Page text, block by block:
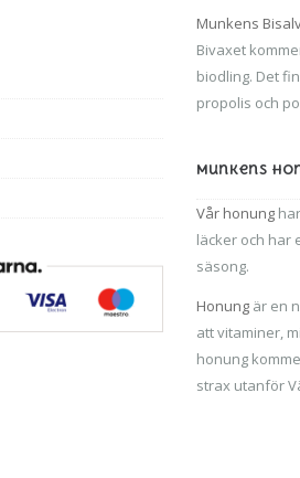
Munkens
Bivaxet
biodling. Det
propolis och
Munkens
Vår honunghar
läcker och har
säsong.
Honungär en
att vitaminer,
honung
strax utanför